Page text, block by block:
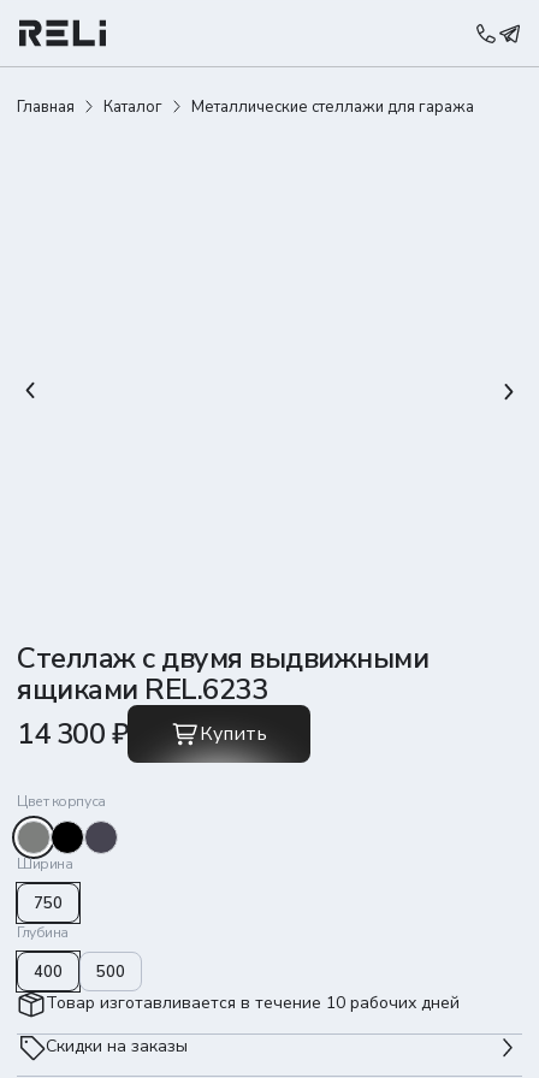
Главная Каталог Металлические стеллажи для гаража
Стеллаж с двумя выдвижными
ящиками REL.6233
14 300 ₽
Купить
Цвет корпуса
Ширина
750
Глубина
400 500
Товар изготавливается в течение 10 рабочих дней
Скидки на заказы